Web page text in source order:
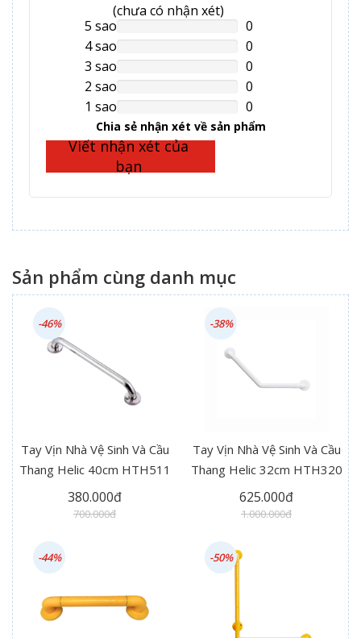
(chưa có nhận xét)
5 saoNAN%
Complete
0
4 saoNAN%
Complete
0
3 saoNAN%
Complete
0
2 saoNAN%
Complete
0
1 saoNAN%
Complete
0
Chia sẻ nhận xét về sản phẩm
Viết nhận xét của
bạn
Sản phẩm cùng danh mục
Tay Vịn Nhà Vệ Sinh Và Cầu
Thang Helic 40cm HTH511
380.000đ
700.000đ
-46%
Tay Vịn Nhà Vệ Sinh Và Cầu
Thang Helic 32cm HTH320
625.000đ
1.000.000đ
-38%
-44% -50%